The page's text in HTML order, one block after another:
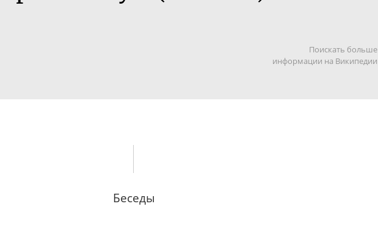
Поискать больше
информации на Википедии
Беседы